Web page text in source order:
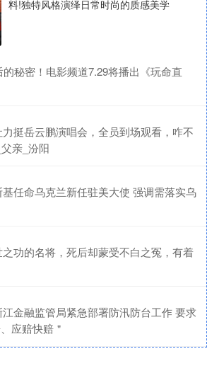
料!独特风格演绎日常时尚的质感美学
秘密！电影频道7.29将播出《玩命直
挺岳云鹏演唱会，全员到场观看，咋不
亲_汾阳
任命乌克兰新任驻美大使 强调需落实乌
功的名将，死后却蒙受不白之冤，有着
金融监管局紧急部署防汛防台工作 要求
应赔快赔＂​